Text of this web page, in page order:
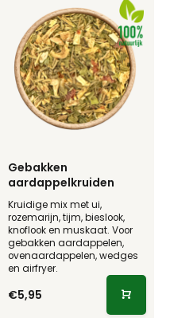
Gebakken
aardappelkruiden
Kruidige mix met ui,
rozemarijn, tijm, bieslook,
knoflook en muskaat. Voor
gebakken aardappelen,
ovenaardappelen, wedges
en airfryer.
€5,95